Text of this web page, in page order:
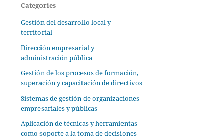
Categories
Gestión del desarrollo local y
territorial
Dirección empresarial y
administración pública
Gestión de los procesos de formación,
superación y capacitación de directivos
Sistemas de gestión de organizaciones
empresariales y públicas
Aplicación de técnicas y herramientas
como soporte a la toma de decisiones